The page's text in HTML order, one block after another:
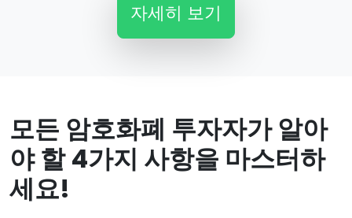
자세히 보기
모든 암호화폐 투자자가 알아
야 할 4가지 사항을 마스터하
세요!